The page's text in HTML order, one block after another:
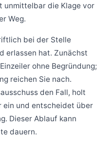
unmittelbar die Klage vor
Weg.
bei der Stelle
erlassen hat. Zunächst
ohne Begründung;
reichen Sie nach.
den Fall, holt
ein und entscheidet über
Dieser Ablauf kann
dauern.